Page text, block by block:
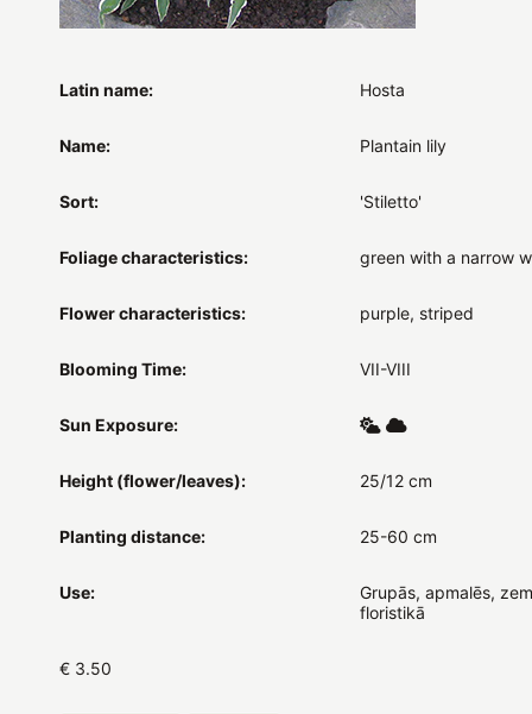
Latin name: Hosta
Name: Plantain lily
Sort: 'Stiletto'
Foliage characteristics: green with a narrow
Flower characteristics: purple, striped
Blooming Time: VII-VIII
Sun Exposure:
Height (flower/leaves): 25/12 cm
Planting distance: 25-60 cm
Use:
Grupās, apmalēs,
floristikā
€ 3.50